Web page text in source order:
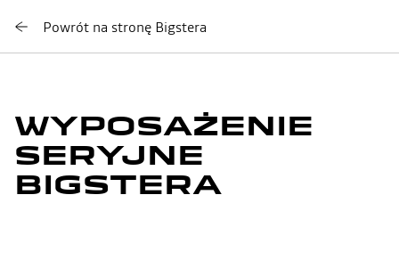
Powrót na stronę Bigstera
WYPOSAŻENIE
SERYJNE
BIGSTERA